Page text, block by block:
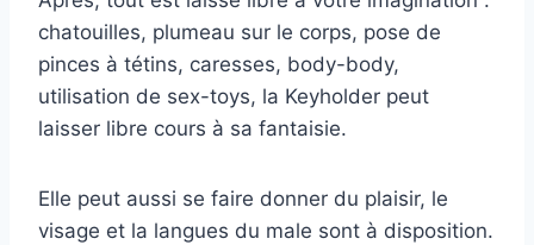
chatouilles, plumeau sur le corps, pose de
pinces à tétins, caresses, body-body,
utilisation de sex-toys, la Keyholder peut
laisser libre cours à sa fantaisie.
Elle peut aussi se faire donner du plaisir, le
visage et la langues du male sont à disposition.